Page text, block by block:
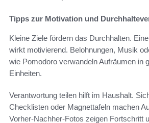
Tipps zur Motivation und
Kleine Ziele fördern das Durchhalten.
wirkt motivierend. Belohnungen, Musik
wie Pomodoro verwandeln Aufräumen in
Einheiten.
Verantwortung teilen hilft im Haushalt.
Checklisten oder Magnettafeln machen
Vorher-Nachher-Fotos zeigen Fortschritt